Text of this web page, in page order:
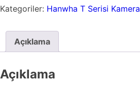
Kategoriler: Hanwha T Serisi Kamera
Açıklama
Açıklama